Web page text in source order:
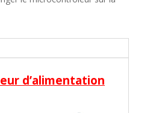
d’alimentation